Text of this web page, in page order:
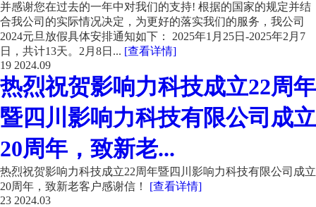
并感谢您在过去的一年中对我们的支持! 根据的国家的规定并结
合我公司的实际情况决定，为更好的落实我们的服务，我公司
2024元旦放假具体安排通知如下： 2025年1月25日-2025年2月7
日，共计13天。2月8日... [查看详情]
19 2024.09
热烈祝贺影响力科技成立22周年
暨四川影响力科技有限公司成立
20周年，致新老...
热烈祝贺影响力科技成立22周年暨四川影响力科技有限公司成立
20周年，致新老客户感谢信！ [查看详情]
23 2024.03